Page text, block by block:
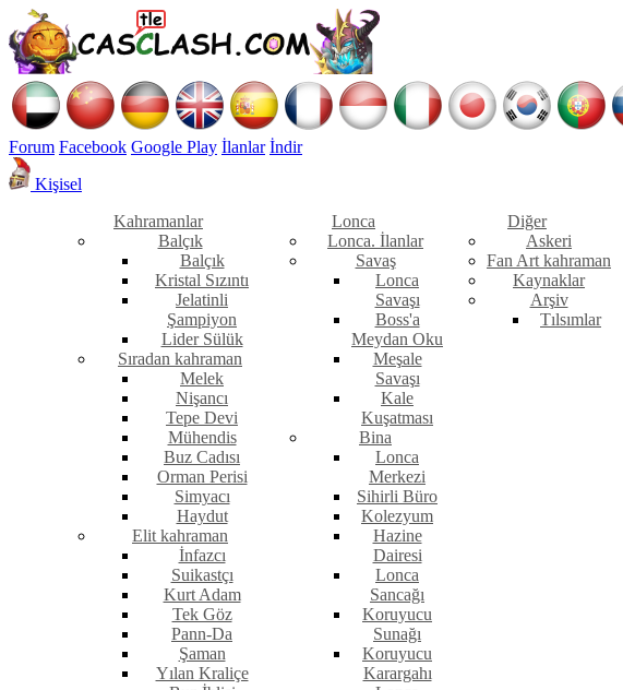
Forum Facebook Google Play İlanlar İndir
Kişisel
Kahramanlar
Balçık
Balçık
Kristal Sızıntı
Jelatinli
Şampiyon
Lider Sülük
Sıradan kahraman
Melek
Nişancı
Tepe Devi
Mühendis
Buz Cadısı
Orman Perisi
Simyacı
Haydut
Elit kahraman
İnfazcı
Suikastçı
Kurt Adam
Tek Göz
Pann-Da
Şaman
Yılan Kraliçe
Lonca
Lonca. İlanlar
Savaş
Lonca
Savaşı
Boss'a
Meydan Oku
Meşale
Savaşı
Kale
Kuşatması
Bina
Lonca
Merkezi
Sihirli Büro
Kolezyum
Hazine
Dairesi
Lonca
Sancağı
Koruyucu
Sunağı
Koruyucu
Karargahı
Diğer
Askeri
Fan Art kahraman
Kaynaklar
Arşiv
Tılsımlar